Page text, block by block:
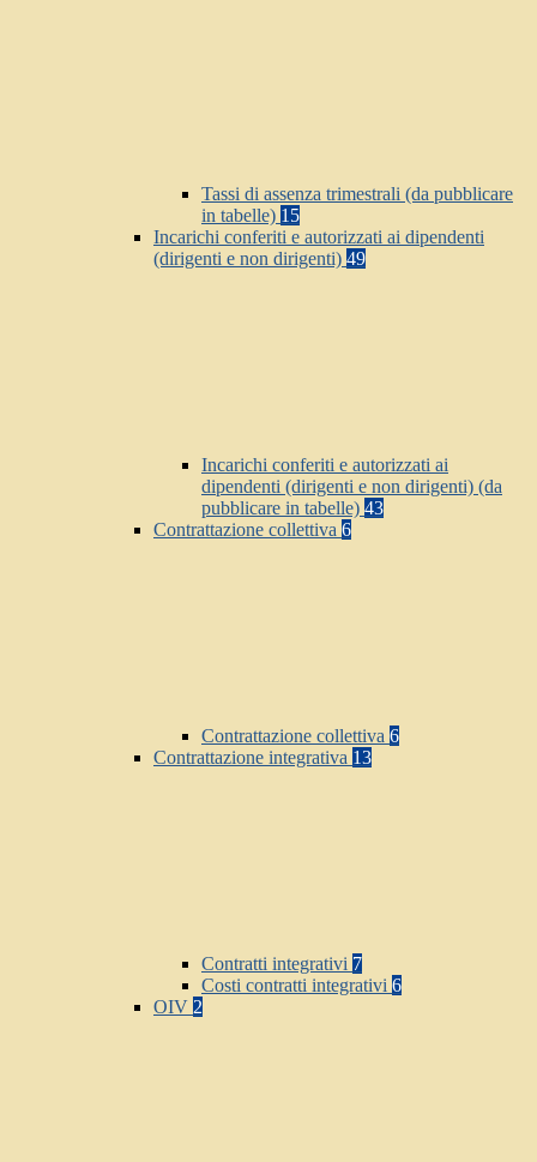
Tassi di assenza trimestrali (da pubblicare
in tabelle) 15
Incarichi conferiti e autorizzati ai dipendenti
(dirigenti e non dirigenti) 49
Incarichi conferiti e autorizzati ai
dipendenti (dirigenti e non dirigenti) (da
pubblicare in tabelle) 43
Contrattazione collettiva 6
Contrattazione collettiva 6
Contrattazione integrativa 13
Contratti integrativi 7
Costi contratti integrativi 6
OIV 2